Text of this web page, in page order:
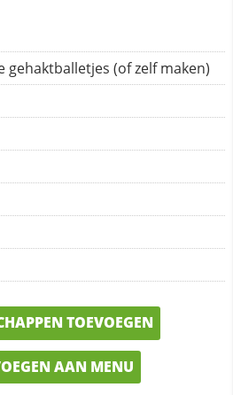
gehaktballetjes (of zelf maken)
TOEVOEGEN
AAN MENU